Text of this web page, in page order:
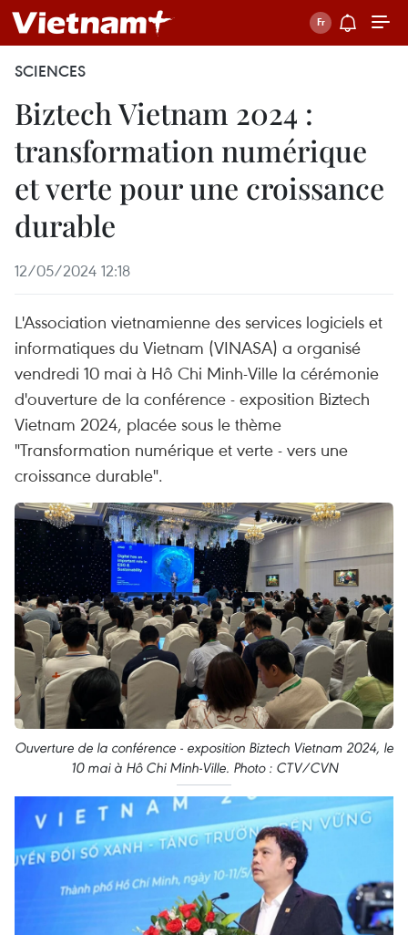
SCIENCES
Biztech Vietnam 2024 :
transformation numérique
et verte pour une croissance
durable
12/05/2024 12:18
L'Association vietnamienne des services logiciels et
informatiques du Vietnam (VINASA) a organisé
vendredi 10 mai à Hô Chi Minh-Ville la cérémonie
d'ouverture de la conférence - exposition Biztech
Vietnam 2024, placée sous le thème
"Transformation numérique et verte - vers une
croissance durable".
Ouverture de la conférence - exposition Biztech Vietnam 2024, le
10 mai à Hô Chi Minh-Ville. Photo : CTV/CVN